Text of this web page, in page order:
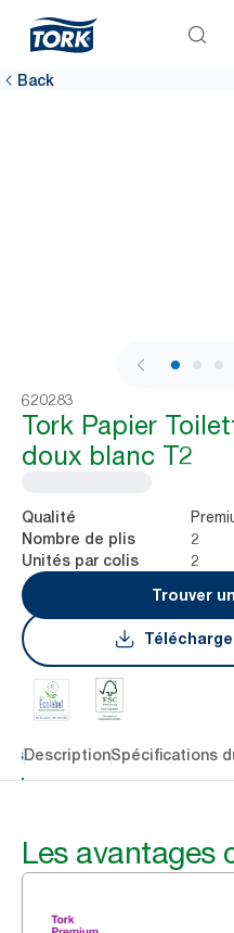
Back
1
620283
Tork Papier
doux blanc T2
Qualité
Nombre de plis 2
Unités par colis
2
Trouver
DescriptionSpécifications
Les avantages